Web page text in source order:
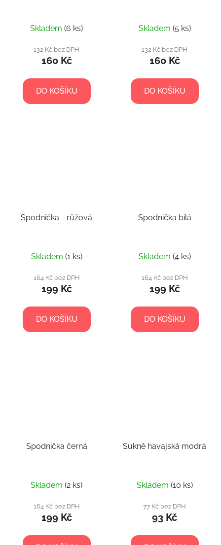
Skladem (6 ks)
132 Kč bez DPH
160 Kč
DO KOŠÍKU
Skladem (5 ks)
132 Kč bez DPH
160 Kč
DO KOŠÍKU
Spodnička - růžová
Skladem (1 ks)
164 Kč bez DPH
199 Kč
DO KOŠÍKU
Spodnička bílá
Skladem (4 ks)
164 Kč bez DPH
199 Kč
DO KOŠÍKU
Spodnička černá
Skladem (2 ks)
164 Kč bez DPH
199 Kč
Sukně havajská modrá
Skladem (10 ks)
77 Kč bez DPH
93 Kč